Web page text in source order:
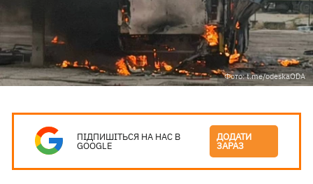
Фото: t.me/odeskaODA
ПІДПИШІТЬСЯ НА НАС В
GOOGLE
ДОДАТИ
ЗАРАЗ